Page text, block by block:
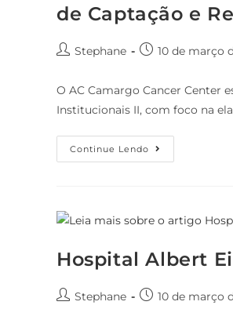
de Captação e
Stephane 10 de março
O AC Camargo Cancer Center
Institucionais II, com foco na
Continue Lendo
Hospital Albert
Stephane 10 de março